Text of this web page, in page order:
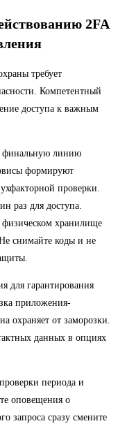
2FA
требует
Компетентный
доступа к важным
финальную линию
формируют
проверки.
раз для доступа.
хранилище
снимайте коды и не
для гарантирования
приложения-
охраняет от заморозки.
данных в опциях
периода и
оповещения о
запроса сразу смените